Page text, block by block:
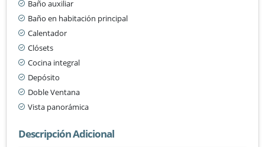
Baño auxiliar
Baño en habitación principal
Calentador
Clósets
Cocina integral
Depósito
Doble Ventana
Vista panorámica
Descripción Adicional